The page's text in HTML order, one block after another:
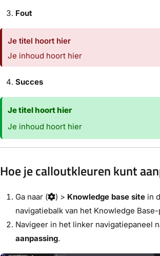
Fout
Je titel hoort hier
Je inhoud hoort hier
Succes
Je titel hoort hier
Je inhoud hoort hier
Hoe je calloutkleuren kunt
Ga naar ( ) > Knowledge base site in
navigatiebalk van het Knowledge
Navigeer in het linker navigatiepaneel
aanpassing.